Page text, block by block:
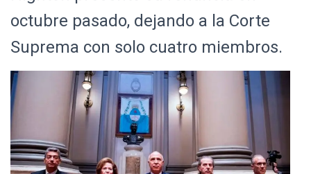
octubre pasado, dejando a la Corte
Suprema con solo cuatro miembros.